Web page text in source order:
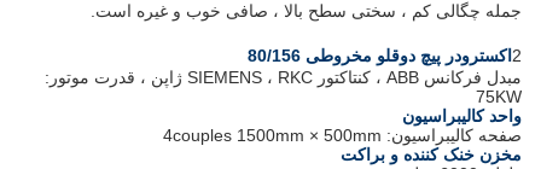
جمله چگالی کم ، سختی سطح بالا ، صافی خوب و غیره است.
2 اکسترودر پیچ دوقلو مخروطی 80/156
مبدل فرکانس ABB ، کنتاکتور SIEMENS ، RKC ژاپن ، قدرت موتور:
75KW
واحد کالیبراسیون
صفحه کالیبراسیون: 4couples 1500mm × 500mm
مخزن خنک کننده و براکت